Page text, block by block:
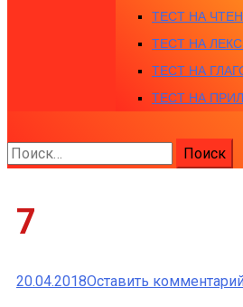
ТЕСТ НА
ТЕСТ НА
ТЕСТ НА
ТЕСТ НА
Найти:
7
20.04.2018Оставить